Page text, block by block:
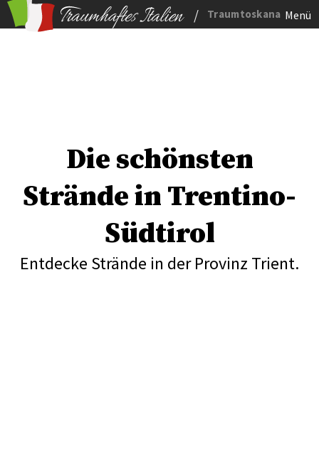
/ Traumtoskana Menü
Die schönsten
Strände in Trentino-
Südtirol
Entdecke Strände in der Provinz Trient.